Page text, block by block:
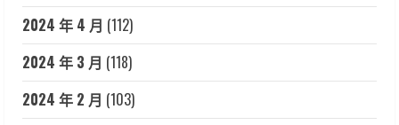
2024 年 4 月 (112)
2024 年 3 月 (118)
2024 年 2 月 (103)